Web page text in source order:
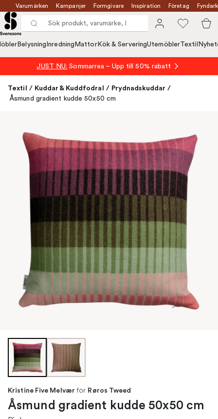
Varumärken Kampanjer Formgivare Inspiration Företag
Belysning Inredning MattorKök & ServeringUtemöblerTextil
JUST NU: Sommarrea – Upp till 50% rabatt
Textil / Kuddar & Kuddfodral / Prydnadskuddar /
Åsmund gradient kudde 50x50 cm
Kristine Five Melvær för Røros Tweed
Åsmund gradient kudde 50x50 cm